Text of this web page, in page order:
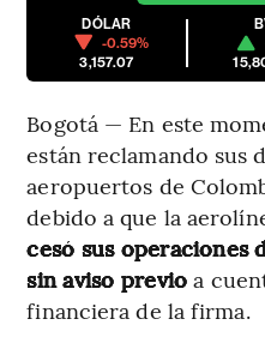
DÓLAR
-0.59%
3,157.07
Bogotá — En este
están reclamando sus
aeropuertos de
debido a que la
cesó sus operaciones
sin aviso previoa
financiera de la firma.